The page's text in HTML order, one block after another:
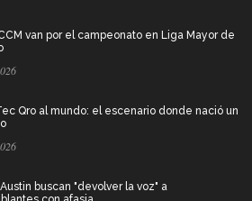
van por el campeonato en Liga Mayor de
Qro al mundo: el escenario donde nació un
buscan "devolver la voz" a